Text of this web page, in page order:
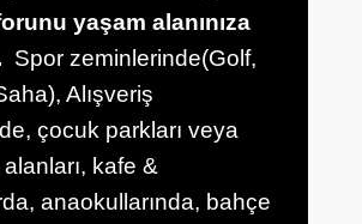
yaşam alanınıza
Spor zeminlerinde(Golf,
Alışveriş
çocuk parkları veya
kafe &
anaokullarında, bahçe